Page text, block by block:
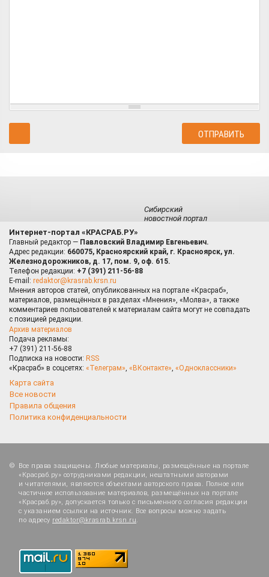
Сибирский
новостной портал
Интернет-портал «КРАСРАБ.РУ»
Главный редактор — Павловский Владимир Евгеньевич.
Адрес редакции: 660075, Красноярский край, г. Красноярск, ул.
Железнодорожников, д. 17, пом. 9, оф. 615.
Телефон редакции: +7 (391) 211-56-88
E-mail: redaktor@krasrab.krsn.ru
Мнения авторов статей, опубликованных на портале «Красраб»,
материалов, размещённых в разделах «Мнения», «Молва», а также
комментариев пользователей к материалам сайта могут не совпадать
с позицией редакции.
Архив материалов
Подача рекламы:
+7 (391) 211-56-88
Подписка на новости: RSS
«Красраб» в соцсетях: «Телеграм», «ВКонтакте», «Одноклассники»
Карта сайта
Все новости
Правила общения
Политика конфиденциальности
Все права защищены. Любые материалы, размещённые на портале
«Красраб.ру» сотрудниками редакции, нештатными авторами
и читателями, являются объектами авторского права. Полное или
частичное использование материалов, размещённых на портале
«Красраб.ру», допускается только с письменного согласия редакции
с указанием ссылки на источник. Все вопросы можно задать
по адресу redaktor@krasrab.krsn.ru.